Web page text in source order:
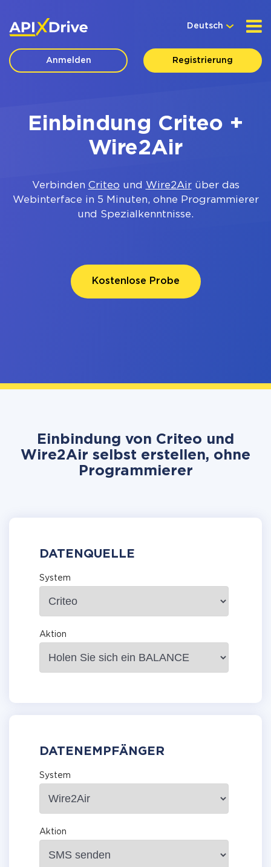
Deutsch
Anmelden Registrierung
Einbindung Criteo +
Wire2Air
Verbinden Criteo und Wire2Airüber das
Webinterface in 5 Minuten, ohne Programmierer
und Spezialkenntnisse.
Kostenlose Probe
Einbindung von Criteo und
Wire2Air selbst erstellen, ohne
Programmierer
DATENQUELLE
System
Aktion
DATENEMPFÄNGER
System
Aktion